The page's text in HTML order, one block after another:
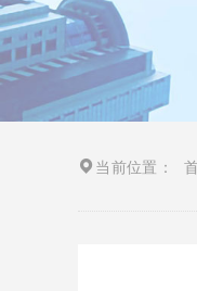
当前位置：